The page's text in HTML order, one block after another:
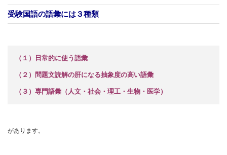
受験国語の語彙には３種類
（１）日常的に使う語彙
（２）問題文読解の肝になる抽象度の高い語彙
（３）専門語彙（人文・社会・理工・生物・医学）
があります。